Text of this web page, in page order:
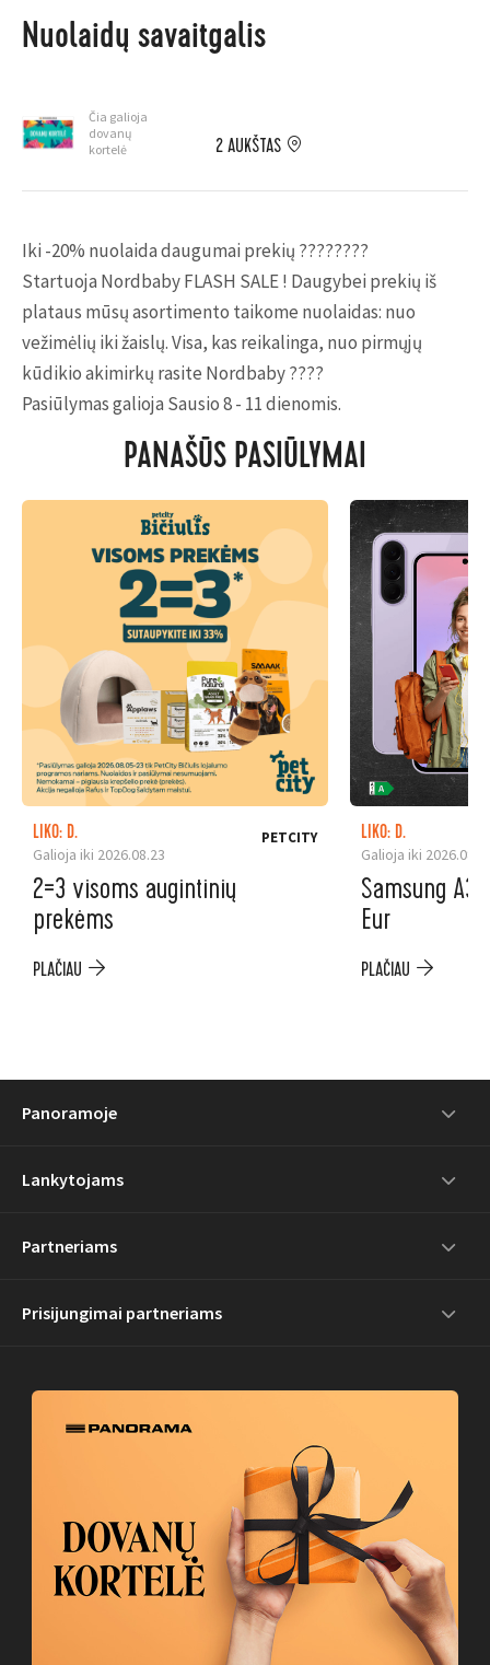
Nuolaidų savaitgalis
Čia galioja
dovanų
kortelė
2 AUKŠTAS
Iki -20% nuolaida daugumai prekių ????????
Startuoja Nordbaby FLASH SALE ! Daugybei prekių iš
plataus mūsų asortimento taikome nuolaidas: nuo
vežimėlių iki žaislų. Visa, kas reikalinga, nuo pirmųjų
kūdikio akimirkų rasite Nordbaby ????
Pasiūlymas galioja Sausio 8 - 11 dienomis.
PANAŠŪS PASIŪLYMAI
LIKO: D.
Galioja iki 2026.08.23
PETCITY
2=3 visoms augintinių
prekėms
PLAČIAU
LIKO: D.
Galioja iki
Samsung
Eur
PLAČIAU
Panoramoje
Lankytojams
Partneriams
Prisijungimai partneriams